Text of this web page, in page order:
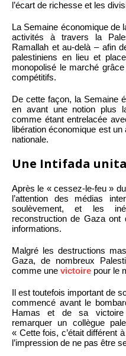
l’écart de richesse et les
La Semaine économique de
activités à travers la
Ramallah et au-delà – afin
palestiniens en lieu et
monopolisé le marché
compétitifs.
De cette façon, la Semaine
en avant une notion plus
comme étant entrelacée
libération économique est
nationale.
Une Intifada
Après le « cessez-le-feu » du
l’attention des médias
soulèvement, et les
reconstruction de Gaza
informations.
Malgré les destructions
Gaza, de nombreux
comme une victoire pour le
Il est toutefois important de
commencé avant le
Hamas et de sa victoire
remarquer un collègue
« Cette fois, c’était différent
l’impression de ne pas être